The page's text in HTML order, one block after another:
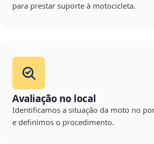
para prestar suporte à motocicleta.
Avaliação no local
Identificamos a situação da moto no
e definimos o procedimento.